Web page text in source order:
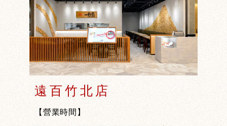
遠百竹北店
【營業時間】